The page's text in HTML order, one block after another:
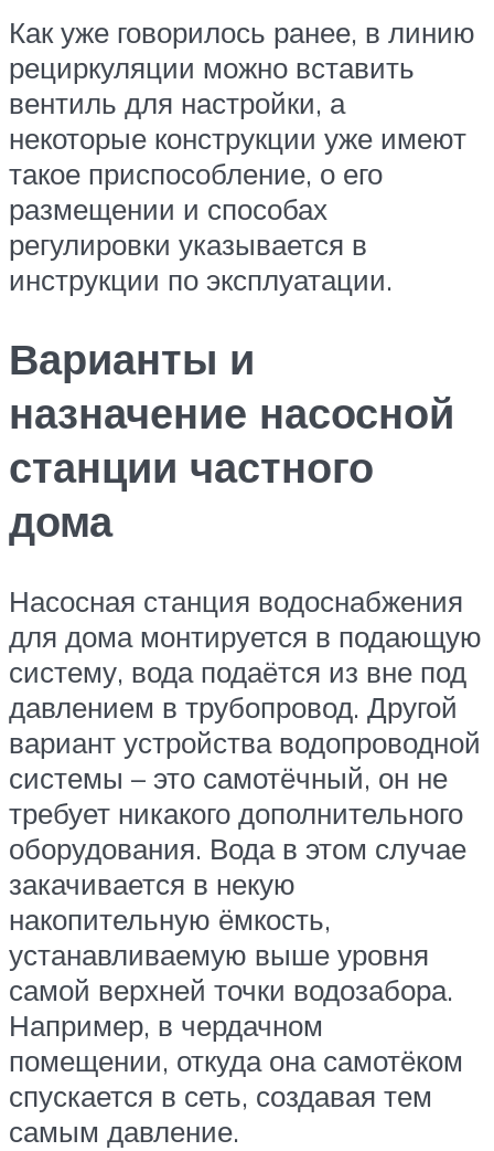
Как уже говорилось ранее, в линию
рециркуляции можно вставить
вентиль для настройки, а
некоторые конструкции уже имеют
такое приспособление, о его
размещении и способах
регулировки указывается в
инструкции по эксплуатации.
Варианты и
назначение насосной
станции частного
дома
Насосная станция водоснабжения
для дома монтируется в подающую
систему, вода подаётся из вне под
давлением в трубопровод. Другой
вариант устройства водопроводной
системы – это самотёчный, он не
требует никакого дополнительного
оборудования. Вода в этом случае
закачивается в некую
накопительную ёмкость,
устанавливаемую выше уровня
самой верхней точки водозабора.
Например, в чердачном
помещении, откуда она самотёком
спускается в сеть, создавая тем
самым давление.